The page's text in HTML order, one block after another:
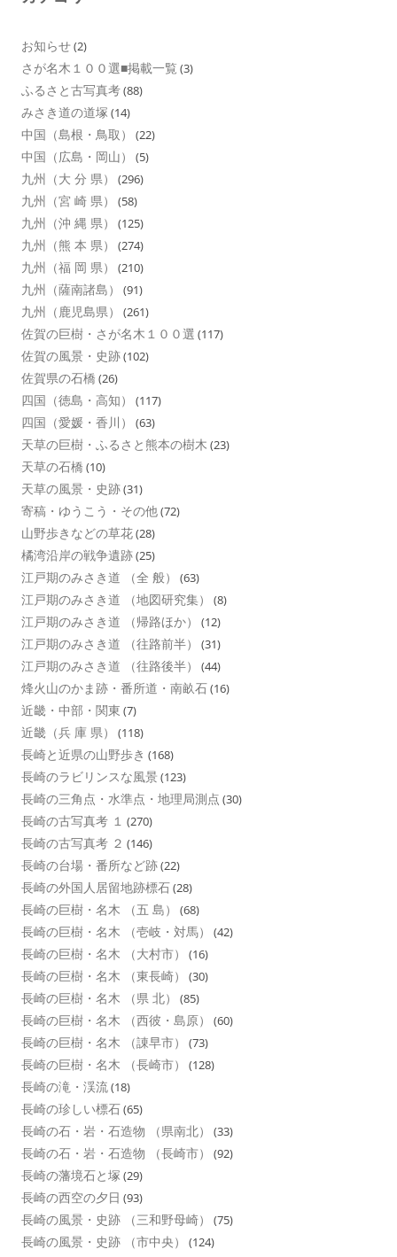
お知らせ(2)
さが名木１００選■掲載一覧 (3)
ふるさと古写真考(88)
みさき道の道塚 (14)
中国（島根・鳥取） (22)
中国（広島・岡山） (5)
九州（大 分 県） (296)
九州（宮 崎 県） (58)
九州（沖 縄 県） (125)
九州（熊 本 県） (274)
九州（福 岡 県） (210)
九州（薩南諸島） (91)
九州（鹿児島県） (261)
佐賀の巨樹・さが名木１００選 (117)
佐賀の風景・史跡(102)
佐賀県の石橋 (26)
四国（徳島・高知） (117)
四国（愛媛・香川） (63)
天草の巨樹・ふるさと熊本の樹木 (23)
天草の石橋 (10)
天草の風景・史跡(31)
寄稿・ゆうこう・その他(72)
山野歩きなどの草花(28)
橘湾沿岸の戦争遺跡(25)
江戸期のみさき道 （全 般） (63)
江戸期のみさき道 （地図研究集） (8)
江戸期のみさき道 （帰路ほか） (12)
江戸期のみさき道 （往路前半） (31)
江戸期のみさき道 （往路後半） (44)
烽火山のかま跡・番所道・南畝石(16)
近畿・中部・関東 (7)
近畿（兵 庫 県） (118)
長崎と近県の山野歩き (168)
長崎のラビリンスな風景 (123)
長崎の三角点・水準点・地理局測点 (30)
長崎の古写真考 １ (270)
長崎の古写真考 ２ (146)
長崎の台場・番所など跡(22)
長崎の外国人居留地跡標石(28)
長崎の巨樹・名木 （五 島） (68)
長崎の巨樹・名木 （壱岐・対馬） (42)
長崎の巨樹・名木 （大村市） (16)
長崎の巨樹・名木 （東長崎） (30)
長崎の巨樹・名木 （県 北） (85)
長崎の巨樹・名木 （西彼・島原） (60)
長崎の巨樹・名木 （諌早市） (73)
長崎の巨樹・名木 （長崎市） (128)
長崎の滝・渓流(18)
長崎の珍しい標石(65)
長崎の石・岩・石造物 （県南北） (33)
長崎の石・岩・石造物 （長崎市） (92)
長崎の藩境石と塚 (29)
長崎の西空の夕日 (93)
長崎の風景・史跡 （三和野母崎） (75)
長崎の風景・史跡 （市中央） (124)